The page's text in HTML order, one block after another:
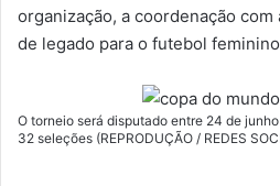
organização, a coordenação com
de legado para o futebol
O torneio será disputado entre 24 de
32 seleções (REPRODUÇÃO / REDES